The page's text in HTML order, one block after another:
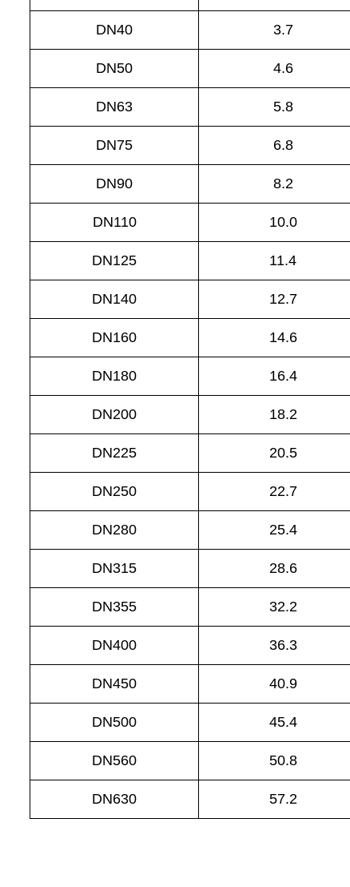
DN40 3.7
DN50 4.6
DN63 5.8
DN75 6.8
DN90 8.2
DN110 10.0
DN125 11.4
DN140 12.7
DN160 14.6
DN180 16.4
DN200 18.2
DN225 20.5
DN250 22.7
DN280 25.4
DN315 28.6
DN355 32.2
DN400 36.3
DN450 40.9
DN500 45.4
DN560 50.8
DN630 57.2